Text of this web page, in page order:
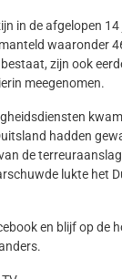
in de afgelopen
waaronder
zijn ook
meegenomen.
hadden
de
lukte het
en blijf op de